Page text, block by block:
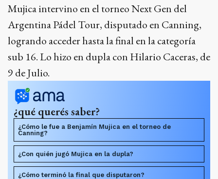
Mujica intervino en el torneo Next Gen del
Argentina Pádel Tour, disputado en Canning,
logrando acceder hasta la final en la categoría
sub 16. Lo hizo en dupla con Hilario Caceras, de
9 de Julio.
¿qué querés saber?
¿Cómo le fue a Benjamín Mujica en el torneo de
Canning?
¿Con quién jugó Mujica en la dupla?
¿Cómo terminó la final que disputaron?